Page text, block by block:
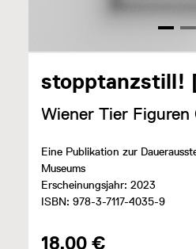
stopptanzstill!
Wiener Tier Figuren
Eine Publikation zur
Museums
Erscheinungsjahr: 2023
ISBN: 978-3-7117-4035-9
18,00 €